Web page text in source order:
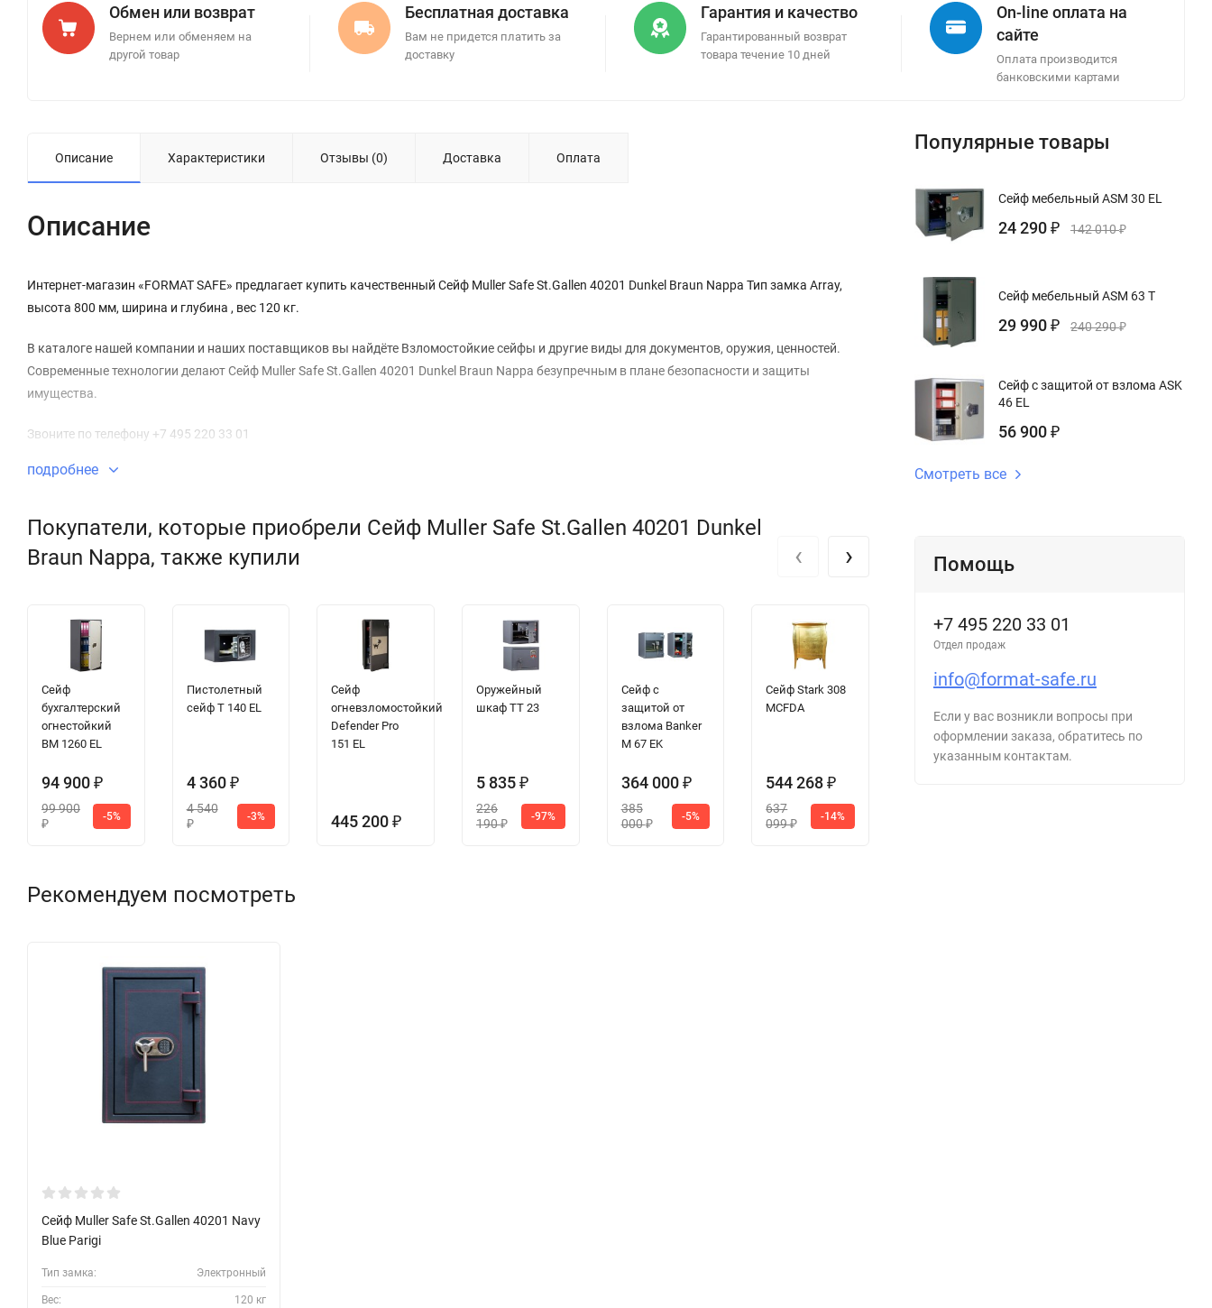
Обмен или возврат
Вернем или обменяем на
другой товар
Бесплатная доставка
Вам не придется платить за
доставку
Гарантия и качество
Гарантированный возврат
товара течение 10 дней
On-line оплата на
сайте
Оплата производится
банковскими картами
Описание Характеристики Отзывы (0) Доставка Оплата
Описание
Интернет-магазин «FORMAT SAFE» предлагает купить качественный Сейф Muller Safe St.Gallen 40201 Dunkel Braun Nappa Тип замка Array,
высота 800 мм, ширина и глубина , вес 120 кг.
В каталоге нашей компании и наших поставщиков вы найдёте Взломостойкие сейфы и другие виды для документов, оружия, ценностей.
Современные технологии делают Сейф Muller Safe St.Gallen 40201 Dunkel Braun Nappa безупречным в плане безопасности и защиты
имущества.
Звоните по телефону +7 495 220 33 01
подробнее
Покупатели, которые приобрели Сейф Muller Safe St.Gallen 40201 Dunkel
Braun Nappa, также купили
Сейф
бухгалтерский
огнестойкий
BM 1260 EL
94 900 ₽
99 900
₽
-5%
Пистолетный
сейф T 140 EL
4 360 ₽
4 540
₽
-3%
Сейф
огневзломостойкий
Defender Pro
151 EL
445 200₽
Оружейный
шкаф TT 23
5 835 ₽
226
190₽
-97%
Сейф с
защитой от
взлома Banker
M 67 EK
364 000 ₽
385
000₽
-5%
Сейф Stark 308
MCFDA
544 268₽
637
099₽
-14%
Сейф
Сейф Juwel
‹ ›
Рекомендуем посмотреть
Сейф Muller Safe St.Gallen 40201 Navy
Blue Parigi
Тип замка: Электронный
Вес: 120 кг
Популярные товары
Сейф мебельный ASM 30 EL
24 290 ₽ 142 010₽
Сейф мебельный ASM 63 T
29 990 ₽ 240 290₽
Сейф с защитой от взлома ASK
46 EL
56 900 ₽
Смотреть все
Помощь
+7 495 220 33 01
Отдел продаж
info@format-safe.ru
Если у вас возникли вопросы при
оформлении заказа, обратитесь по
указанным контактам.